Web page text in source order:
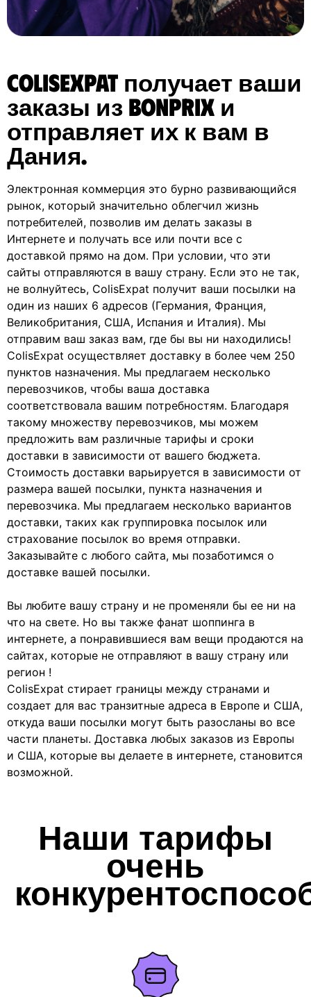
ColisExpat получает ваши
заказы из Bonprix и
отправляет их к вам в
Дания.
Электронная коммерция это бурно развивающийся
рынок, который значительно облегчил жизнь
потребителей, позволив им делать заказы в
Интернете и получать все или почти все с
доставкой прямо на дом. При условии, что эти
сайты отправляются в вашу страну. Если это не так,
не волнуйтесь, ColisExpat получит ваши посылки на
один из наших 6 адресов (Германия, Франция,
Великобритания, США, Испания и Италия). Мы
отправим ваш заказ вам, где бы вы ни находились!
ColisExpat осуществляет доставку в более чем 250
пунктов назначения. Мы предлагаем несколько
перевозчиков, чтобы ваша доставка
соответствовала вашим потребностям. Благодаря
такому множеству перевозчиков, мы можем
предложить вам различные тарифы и сроки
доставки в зависимости от вашего бюджета.
Стоимость доставки варьируется в зависимости от
размера вашей посылки, пункта назначения и
перевозчика. Мы предлагаем несколько вариантов
доставки, таких как группировка посылок или
страхование посылок во время отправки.
Заказывайте с любого сайта, мы позаботимся о
доставке вашей посылки.
Вы любите вашу страну и не променяли бы ее ни на
что на свете. Но вы также фанат шоппинга в
интернете, а понравившиеся вам вещи продаются на
сайтах, которые не отправляют в вашу страну или
регион !
ColisExpat стирает границы между странами и
создает для вас транзитные адреса в Европе и США,
откуда ваши посылки могут быть разосланы во все
части планеты. Доставка любых заказов из Европы
и США, которые вы делаете в интернете, становится
возможной.
Наши тарифы
очень